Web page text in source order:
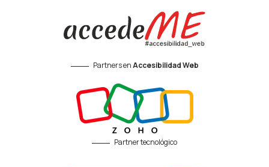
Partners enAccesibilidad Web
Partner tecnológico